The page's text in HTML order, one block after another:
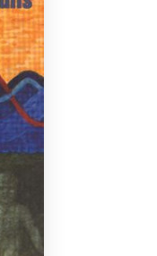
+370 667 80 541